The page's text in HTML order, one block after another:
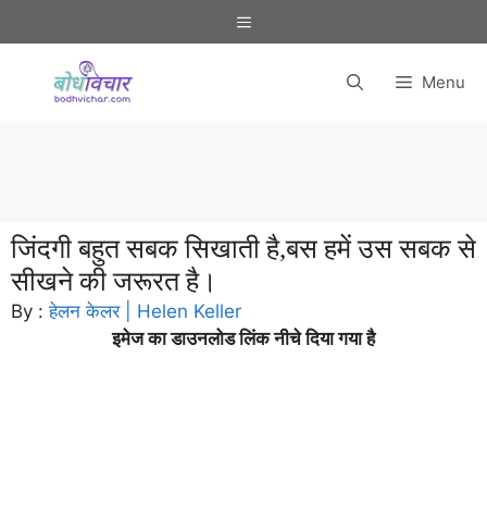
to
Menu
Menu
जिंदगी बहुत सबक सिखाती है,बस हमें उस सबक से
सीखने की जरूरत है।
By :हेलन केलर | Helen Keller
इमेज का डाउनलोड लिंक नीचे दिया गया है